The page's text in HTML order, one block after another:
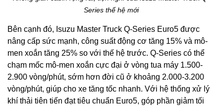
Series thế hệ mới
Bên cạnh đó, Isuzu Master Truck Q-Series Euro5 được
nâng cấp sức mạnh, công suất động cơ tăng 15% và mô-
men xoắn tăng 25% so với thế hệ trước. Q-Series có thể
chạm mốc mô-men xoắn cực đại ở vòng tua máy 1.500-
2.900 vòng/phút, sớm hơn đời cũ ở khoảng 2.000-3.200
vòng/phút, giúp cho xe tăng tốc nhanh. Với hệ thống xử lý
khí thải tiên tiến đạt tiêu chuẩn Euro5, góp phần giảm tối